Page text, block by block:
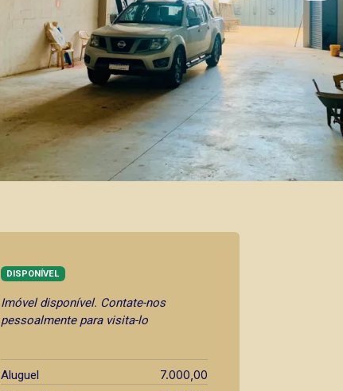
DISPONÍVEL
Imóvel disponível. Contate-nos
pessoalmente para visita-lo
Aluguel 7.000,00